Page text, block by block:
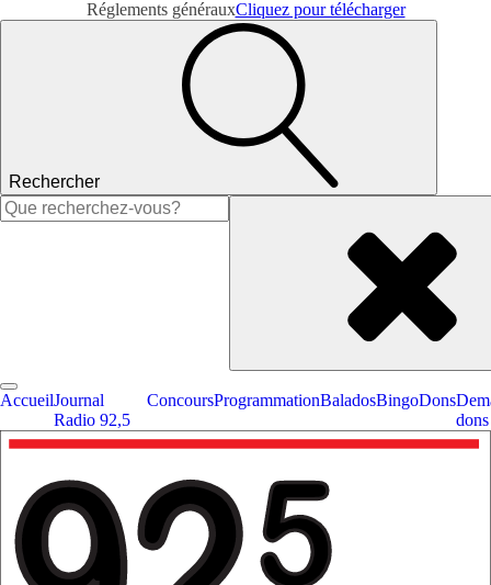
Réglements générauxCliquez pour télécharger
Rechercher
Rechercher :
AccueilJournal
Radio 92,5
ConcoursProgrammationBaladosBingoDons
dons